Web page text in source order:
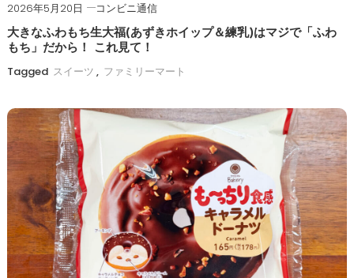
2026年5月20日 コンビニ通信
大きなふわもち生大福(あずきホイップ＆練乳)はマジで「ふわ
もち」だから！ これ見て！
Tagged スイーツ , ファミリーマート